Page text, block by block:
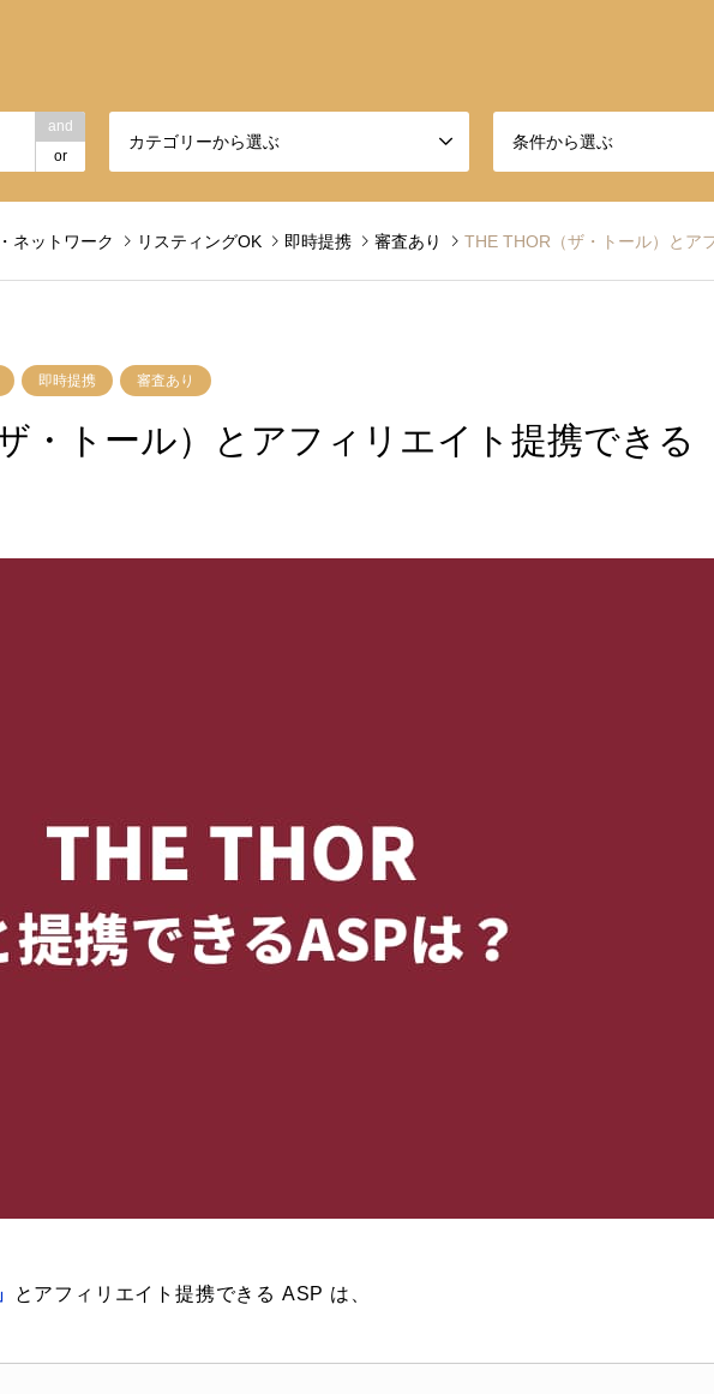
and
or
カテゴリーから選ぶ 条件から選ぶ
ネットワーク リスティングOK 即時提携 審査あり THE THOR（ザ・トール）とア
即時提携 審査あり
・トール）とアフィリエイト提携できる
とアフィリエイト提携できる ASP は、